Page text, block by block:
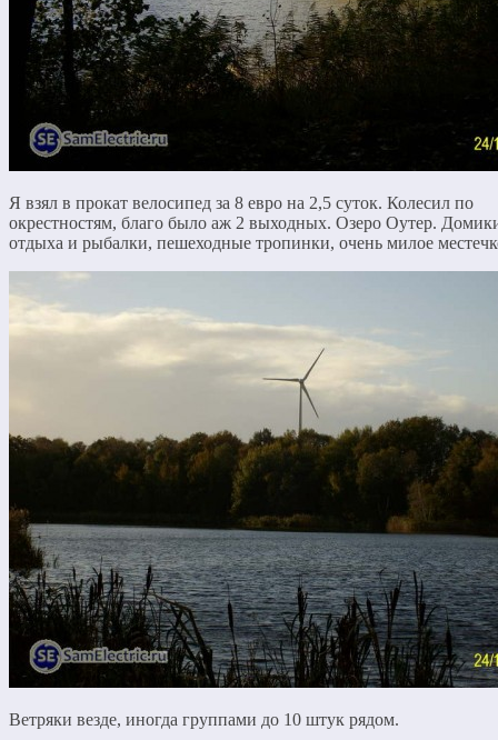
Я взял в прокат велосипед за 8 евро на 2,5 суток. Колесил по
окрестностям, благо было аж 2 выходных. Озеро Оутер.
отдыха и рыбалки, пешеходные тропинки, очень милое
Ветряки везде, иногда группами до 10 штук рядом.